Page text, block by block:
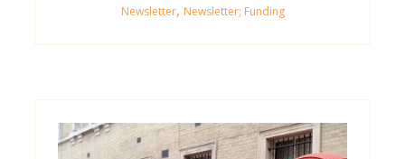
Newsletter, Newsletter; Funding